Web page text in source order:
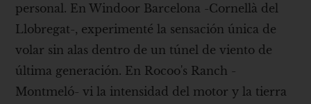
personal. En Windoor Barcelona -Cornellà del
Llobregat-, experimenté la sensación única de
volar sin alas dentro de un túnel de viento de
última generación. En Rocoo's Ranch -
Montmeló- vi la intensidad del motor y la tierra